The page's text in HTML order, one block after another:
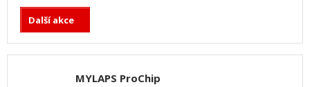
Další akce
MYLAPS ProChip